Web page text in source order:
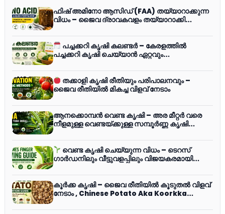
ഫിഷ് അമിനോ ആസിഡ് (FAA) തയ്യാറാക്കുന്ന
വിധം – ജൈവ ദ്രാവകവളം തയ്യാറാക്കി
പച്ചക്കറി കൃഷി കലണ്ടർ – കേരളത്തിൽ
പച്ചക്കറി കൃഷി ചെയ്യാൻ ഏറ്റവും
തക്കാളി കൃഷി രീതിയും പരിപാലനവും –
ജൈവ രീതിയിൽ മികച്ച വിളവ് നേടാം
ആനക്കൊമ്പൻ വെണ്ട കൃഷി – അര മീറ്റർ വരെ
നീളമുള്ള വെണ്ടയ്ക്കുള്ള സമ്പൂർണ്ണ കൃഷി
വെണ്ട കൃഷി ചെയ്യുന്ന വിധം – ടെറസ്
ഗാർഡനിലും വീട്ടുവളപ്പിലും വിജയകരമായി
കൂർക്ക കൃഷി – ജൈവ രീതിയിൽ കൂടുതൽ വിളവ്
നേടാം , Chinese Potato Aka Koorkka